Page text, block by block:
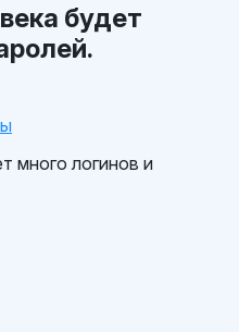
будет
много логинов и